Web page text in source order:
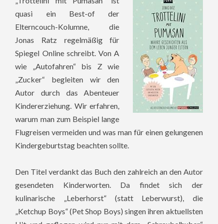
quasi ein Best-of der
Elterncouch-Kolumne, die
Jonas Ratz regelmäßig für
Spiegel Online schreibt. Von A
wie „Autofahren“ bis Z wie
„Zucker“ begleiten wir den
Autor durch das Abenteuer
Kindererziehung. Wir erfahren,
warum man zum Beispiel lange
Flugreisen vermeiden und was man für einen gelungenen
Kindergeburtstag beachten sollte.
Den Titel verdankt das Buch den zahlreich an den Autor
gesendeten Kinderworten. Da findet sich der
kulinarische „Leberhorst“ (statt Leberwurst), die
„Ketchup Boys“ (Pet Shop Boys) singen ihren aktuellsten